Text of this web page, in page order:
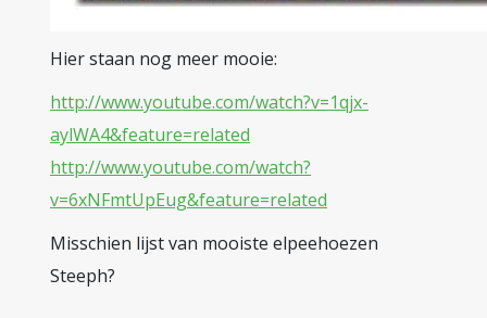
Hier staan nog meer mooie:
http://www.youtube.com/watch?v=1qjx-
aylWA4&feature=related
http://www.youtube.com/watch?
v=6xNFmtUpEug&feature=related
Misschien lijst van mooiste elpeehoezen
Steeph?